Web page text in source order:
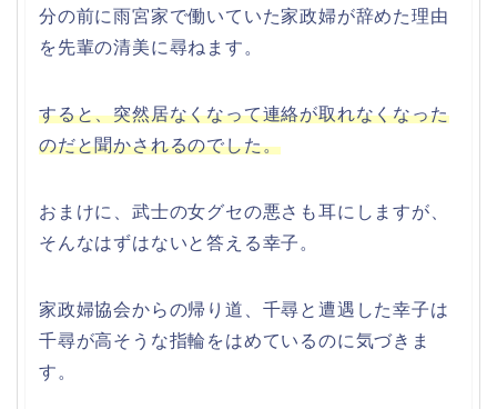
分の前に雨宮家で働いていた家政婦が辞めた理由
を先輩の清美に尋ねます。
すると、突然居なくなって連絡が取れなくなった
のだと聞かされるのでした。
おまけに、武士の女グセの悪さも耳にしますが、
そんなはずはないと答える幸子。
家政婦協会からの帰り道、千尋と遭遇した幸子は
千尋が高そうな指輪をはめているのに気づきま
す。